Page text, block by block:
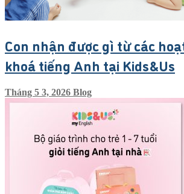
Con nhận được gì từ các
khoá tiếng Anh tại Kids&Us
Tháng 5 3, 2026 Blog